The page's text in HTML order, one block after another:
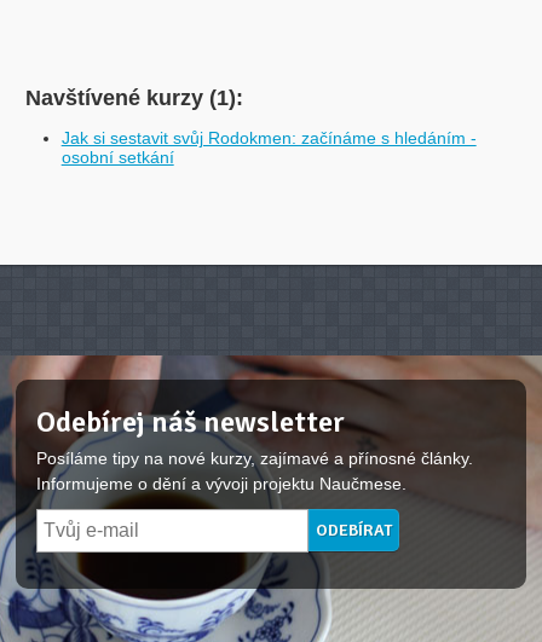
Navštívené kurzy (1):
Jak si sestavit svůj Rodokmen: začínáme s hledáním -
osobní setkání
Odebírej náš newsletter
Posíláme tipy na nové kurzy, zajímavé a přínosné články.
Informujeme o dění a vývoji projektu Naučmese.